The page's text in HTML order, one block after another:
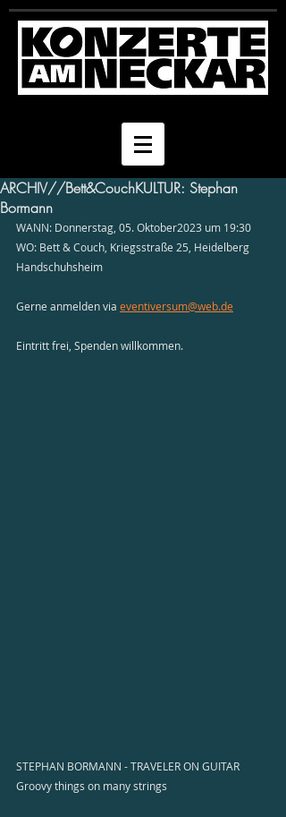
ARCHIV//Bett&CouchKULTUR: Stephan
Bormann
WANN: Donnerstag, 05. Oktober2023 um 19:30
WO: Bett & Couch, Kriegsstraße 25, Heidelberg
Handschuhsheim
Gerne anmelden via eventiversum@web.de
Eintritt frei, Spenden willkommen.
STEPHAN BORMANN - TRAVELER ON GUITAR
Groovy things on many strings